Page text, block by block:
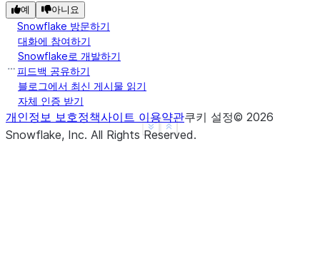
Show less
See more
예 아니요
Snowflake 방문하기
대화에 참여하기
Snowflake로 개발하기
피드백 공유하기
블로그에서 최신 게시물 읽기
자체 인증 받기
개인정보 보호정책사이트 이용약관쿠키 설정© 2026
Snowflake, Inc. All Rights Reserved.